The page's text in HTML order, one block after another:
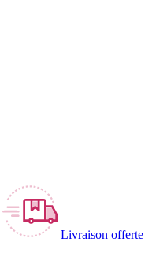
Livraison offerte